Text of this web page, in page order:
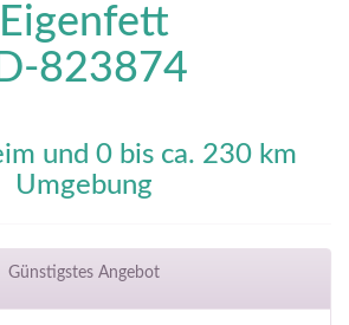
Eigenfett
ID-823874
und 0 bis ca. 230 km
Umgebung
Günstigstes Angebot